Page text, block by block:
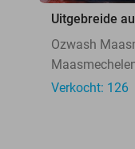
Uitgebreide
Ozwash
Verkocht: 126